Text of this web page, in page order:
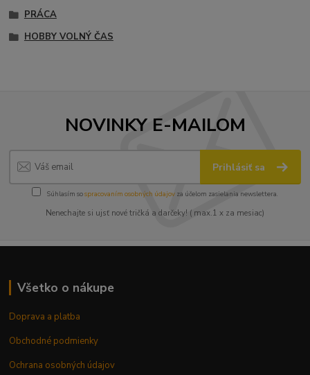
PRÁCA
HOBBY VOLNÝ ČAS
NOVINKY E-MAILOM
Prihlásiť sa
Súhlasím sospracovaním osobných údajov za účelom zasielania newslettera.
Nenechajte si ujsť nové tričká a darčeky! ( max.1 x za mesiac)
Všetko o nákupe
Doprava a platba
Obchodné podmienky
Ochrana osobných údajov